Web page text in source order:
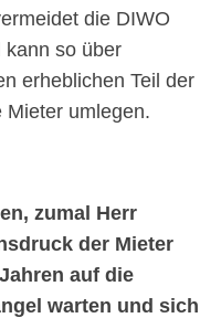
die DIWO
kann so über
erheblichen Teil der
Mieter umlegen.
zumal Herr
der Mieter
auf die
warten und sich